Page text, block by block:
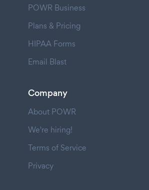
POWR Business
Plans & Pricing
HIPAA Forms
Email Blast
Company
About POWR
We're hiring!
Terms of Service
Privacy